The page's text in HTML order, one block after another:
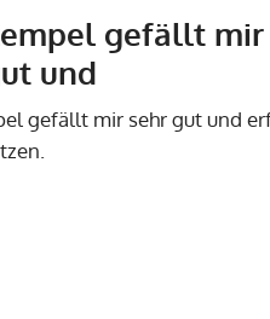
gefällt mir
und
gefällt mir sehr gut und